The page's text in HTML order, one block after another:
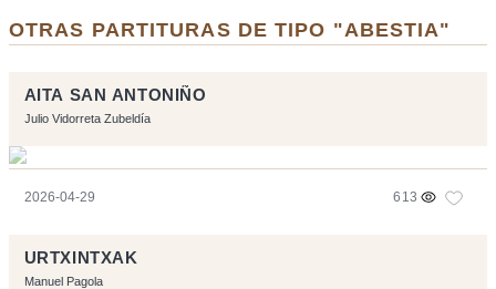
OTRAS PARTITURAS DE TIPO "ABESTIA"
AITA SAN ANTONIÑO
Julio Vidorreta Zubeldía
2026-04-29 613
URTXINTXAK
Manuel Pagola